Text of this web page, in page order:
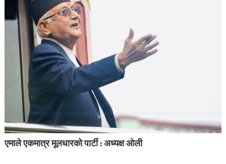
एमाले एकमात्र मूलधारको पार्टी : अध्यक्ष ओली